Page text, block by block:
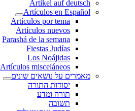
Artikel auf deutsch
Artículos en Español
Artículos por tema
Artículos nuevos
Parashá de la semana
Fiestas Judías
Los Noájidas
Artículos misceláneos
מאמרים על נושאים שונים
יסודות התורה
תורה ומדע
תשובה